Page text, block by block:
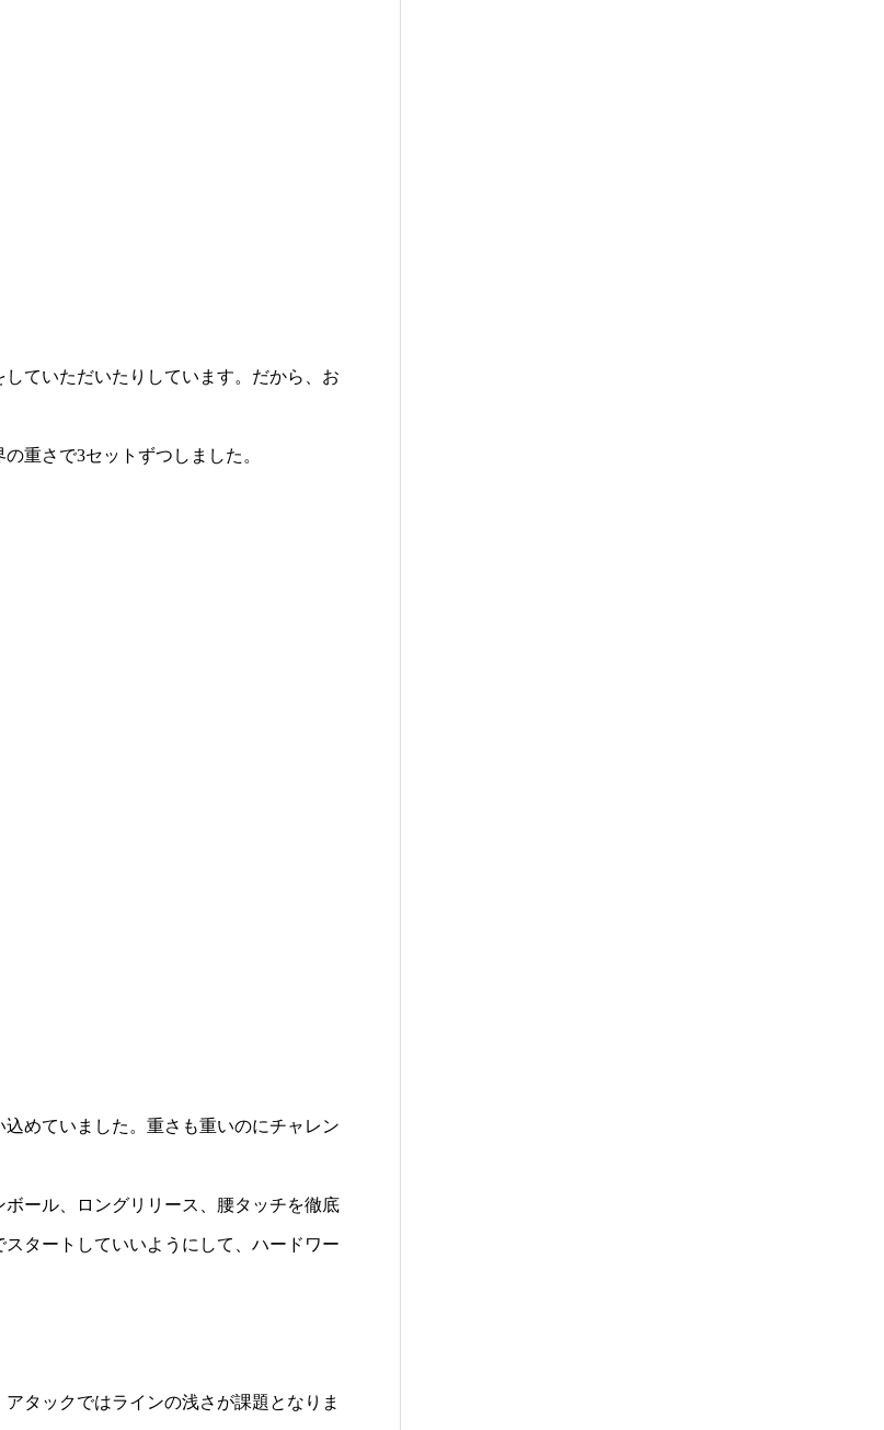
ていただいたりしています。だから、お
重さで3セットずつしました。
めていました。重さも重いのにチャレン
ール、ロングリリース、腰タッチを徹底
タートしていいようにして、ハードワー
タックではラインの浅さが課題となりま